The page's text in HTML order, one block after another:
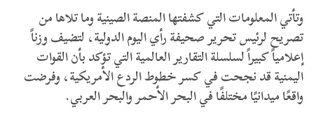
وتأتي المعلومات التي كشفتها المنصة الصينية وما تلاها من
تصريح لرئيس تحرير صحيفة رأي اليوم الدولية، لتضيف وزناً
إعلامياً كبيراً لسلسلة التقارير العالمية التي تؤكد بأن القوات
اليمنية قد نجحت في كسر خطوط الردع الأمريكية، وفرضت
واقعًا ميدانيًا مختلفًا في البحر الأحمر والبحر العربي.